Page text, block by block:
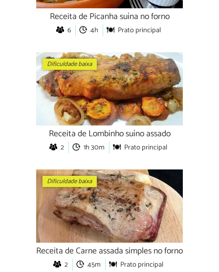
Receita de Picanha suína no forno
6 4h Prato principal
Dificuldade baixa
Receita de Lombinho suíno assado
2 1h 30m Prato principal
Dificuldade baixa
Receita de Carne assada simples no forno
2 45m Prato principal